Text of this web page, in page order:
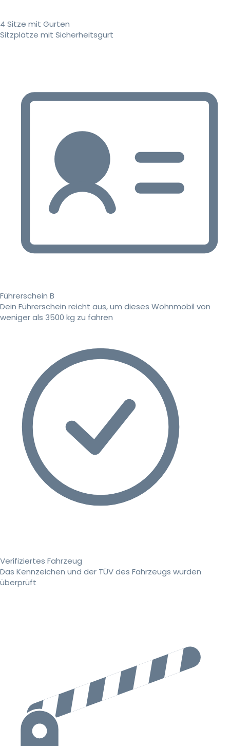
4 Sitze mit Gurten
Sitzplätze mit Sicherheitsgurt
Führerschein B
Dein Führerschein reicht aus, um dieses Wohnmobil von
weniger als 3500 kg zu fahren
Verifiziertes Fahrzeug
Das Kennzeichen und der TÜV des Fahrzeugs wurden
überprüft